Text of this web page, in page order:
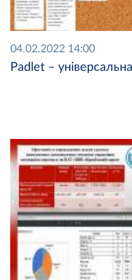
04.02.2022 14:00
Padlet –